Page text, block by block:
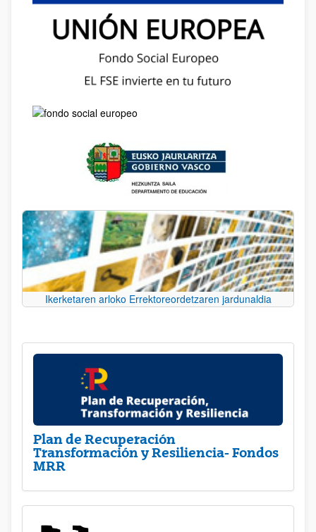
Ikerketaren arloko Errektoreordetzaren jardunaldia
Plan de Recuperación
Transformación y Resiliencia- Fondos
MRR